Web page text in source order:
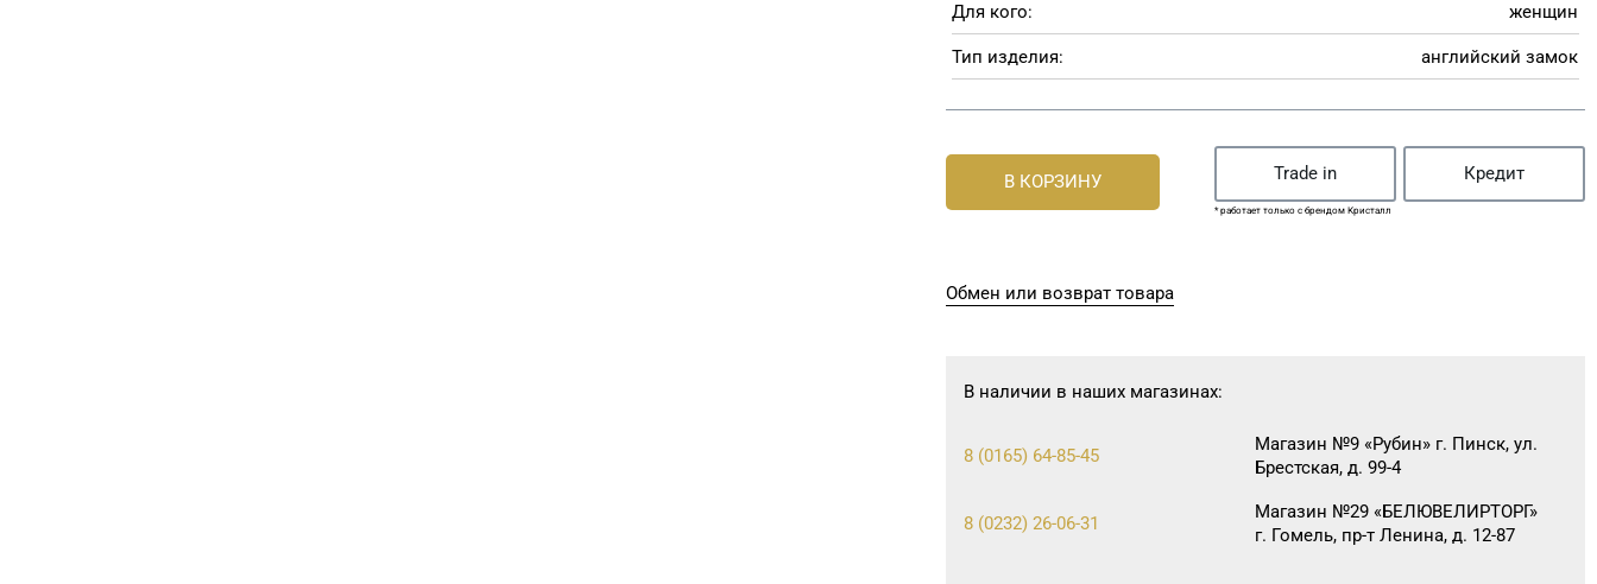
Для кого: женщин
Тип изделия: английский замок
В КОРЗИНУ Trade in Кредит
* работает только с брендом Кристалл
Обмен или возврат товара
В наличии в наших магазинах:
8 (0165) 64-85-45
Магазин №9 «Рубин» г. Пинск, ул.
Брестская, д. 99-4
8 (0232) 26-06-31
Магазин №29 «БЕЛЮВЕЛИРТОРГ»
г. Гомель, пр-т Ленина, д. 12-87